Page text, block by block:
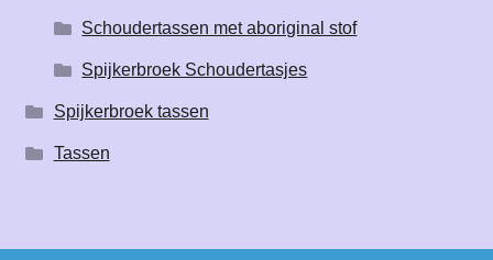
Schoudertassen met aboriginal stof
Spijkerbroek Schoudertasjes
Spijkerbroek tassen
Tassen